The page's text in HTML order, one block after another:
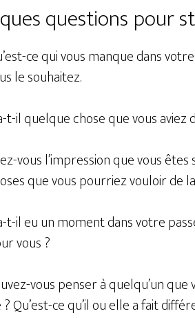
questions pour
ce qui vous manque dans
le souhaitez.
t-il quelque chose que vous
vous l’impression que vous
que vous pourriez vouloir de
t-il eu un moment dans votre
vous ?
vous penser à quelqu’un
? Qu’est-ce qu’il ou elle a fait